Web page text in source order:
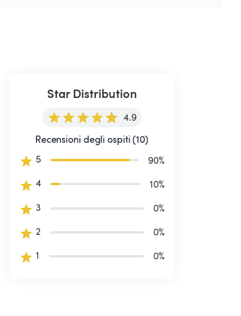
Star Distribution
4.9
Recensioni degli ospiti (10)
5
90%
4
10%
3
0%
2
0%
1
0%